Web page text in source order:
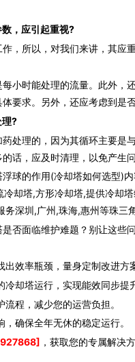
，应引起重视?
所以，对我们来讲，其应
时能处理的流量。此外，
要求。另外，还应考虑到是否
理?
理的，因为其循环主要是
话，应及时清理，以免产生
球的作用(冷却塔如何选型)
却塔,方形冷却塔,提供冷却
深圳,广州,珠海,惠州等珠三
否面临维护难题？别让这些
效率瓶颈，量身定制改进方
却塔运行，实现能效同步提
程，减少您的运营负担。
确保全年无休的稳定运行。
，获取您的专属解决方